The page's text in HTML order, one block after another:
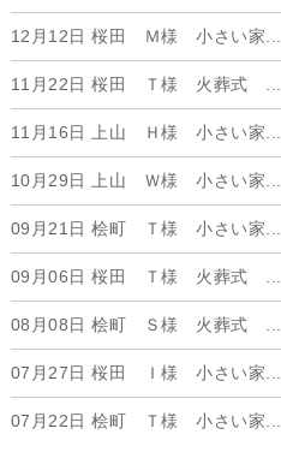
12月12日 桜田 Ｍ様 小さい家...
11月22日 桜田 Ｔ様 火葬式 ...
11月16日 上山 Ｈ様 小さい家...
10月29日 上山 Ｗ様 小さい家...
09月21日 桧町 Ｔ様 小さい家...
09月06日 桜田 Ｔ様 火葬式 ...
08月08日 桧町 Ｓ様 火葬式 ...
07月27日 桜田 Ｉ様 小さい家...
07月22日 桧町 Ｔ様 小さい家...